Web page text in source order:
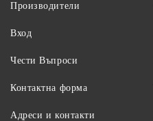
Производители
Вход
Чести Въпроси
Контактна форма
Адреси и контакти